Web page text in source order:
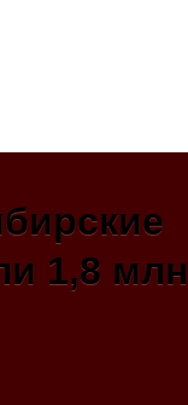
1,8 млн